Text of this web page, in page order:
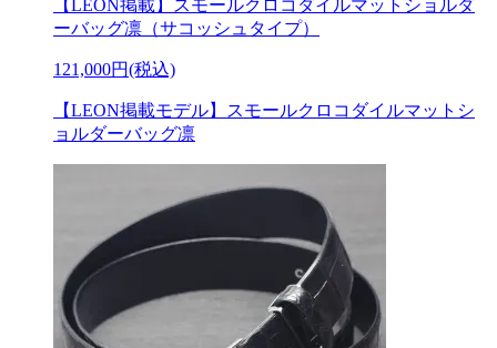
【LEON掲載】スモールクロコダイルマットショルダ
ーバッグ凛（サコッシュタイプ）
121,000円(税込)
【LEON掲載モデル】スモールクロコダイルマットシ
ョルダーバッグ凛